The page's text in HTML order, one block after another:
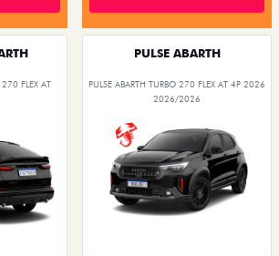
270 FLEX AT
PULSE ABARTH
PULSE ABARTH TURBO 270 FLEX AT 4P 2026
2026/2026